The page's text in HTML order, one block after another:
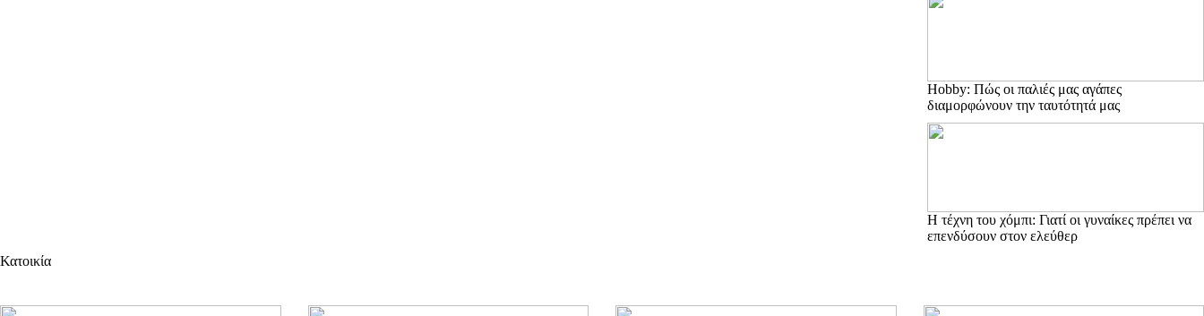
Hobby: Πώς οι παλιές μας αγάπες
διαμορφώνουν την ταυτότητά μας
Η τέχνη του χόμπι: Γιατί οι γυναίκες πρέπει να
επενδύσουν στον ελεύθερ
Κατοικία